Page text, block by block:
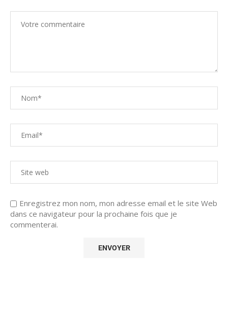
Enregistrez mon nom, mon adresse email et le site Web
dans ce navigateur pour la prochaine fois que je
commenterai.